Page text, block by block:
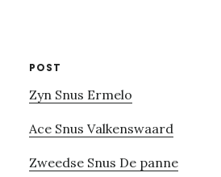
POST
Zyn Snus Ermelo
Ace Snus Valkenswaard
Zweedse Snus De panne